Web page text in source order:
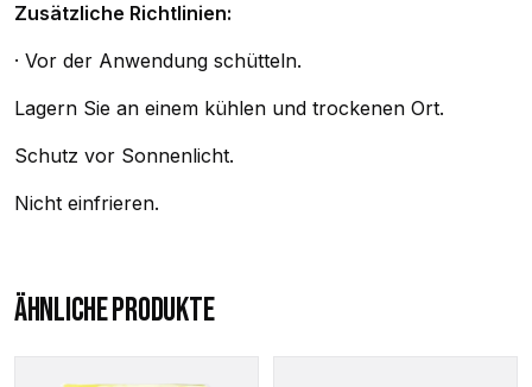
Zusätzliche Richtlinien:
· Vor der Anwendung schütteln.
Lagern Sie an einem kühlen und trockenen Ort.
Schutz vor Sonnenlicht.
Nicht einfrieren.
ÄHNLICHE PRODUKTE